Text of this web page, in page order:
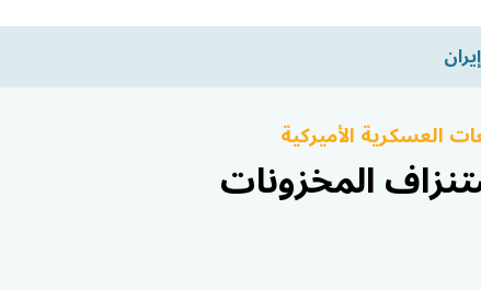
العسكرية الأميركية
المخزونات